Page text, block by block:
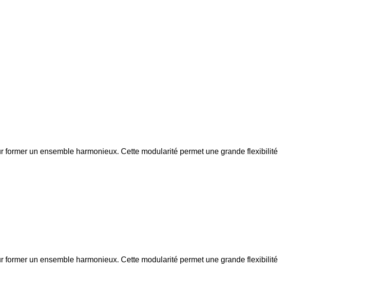
un ensemble harmonieux. Cette modularité permet une grande flexibilité
un ensemble harmonieux. Cette modularité permet une grande flexibilité